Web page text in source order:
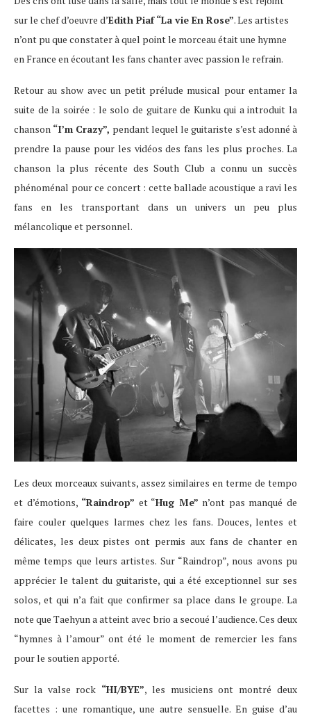
sur le chef d’oeuvre d’Edith Piaf “La vie En Rose”. Les artistes
n’ont pu que constater à quel point le morceau était une hymne
en France en écoutant les fans chanter avec passion le refrain.
Retour au show avec un petit prélude musical pour entamer la
suite de la soirée : le solo de guitare de Kunku qui a introduit la
chanson “I’m Crazy”, pendant lequel le guitariste s’est adonné à
prendre la pause pour les vidéos des fans les plus proches. La
chanson la plus récente des South Club a connu un succès
phénoménal pour ce concert : cette ballade acoustique a ravi les
fans en les transportant dans un univers un peu plus
mélancolique et personnel.
Les deux morceaux suivants, assez similaires en terme de tempo
et d’émotions, “Raindrop” et “Hug Me” n’ont pas manqué de
faire couler quelques larmes chez les fans. Douces, lentes et
délicates, les deux pistes ont permis aux fans de chanter en
même temps que leurs artistes. Sur “Raindrop”, nous avons pu
apprécier le talent du guitariste, qui a été exceptionnel sur ses
solos, et qui n’a fait que confirmer sa place dans le groupe. La
note que Taehyun a atteint avec brio a secoué l’audience. Ces deux
“hymnes à l’amour” ont été le moment de remercier les fans
pour le soutien apporté.
Sur la valse rock “HI/BYE”, les musiciens ont montré deux
facettes : une romantique, une autre sensuelle. En guise d’au